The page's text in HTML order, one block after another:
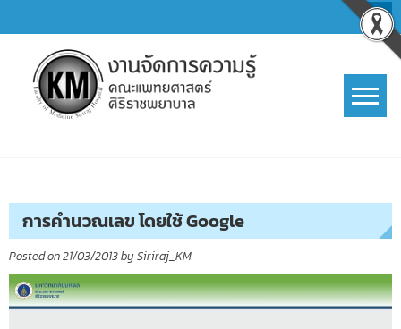
to
content
การคำนวณเลข โดยใช้ Google
Posted on21/03/2013by Siriraj_KM